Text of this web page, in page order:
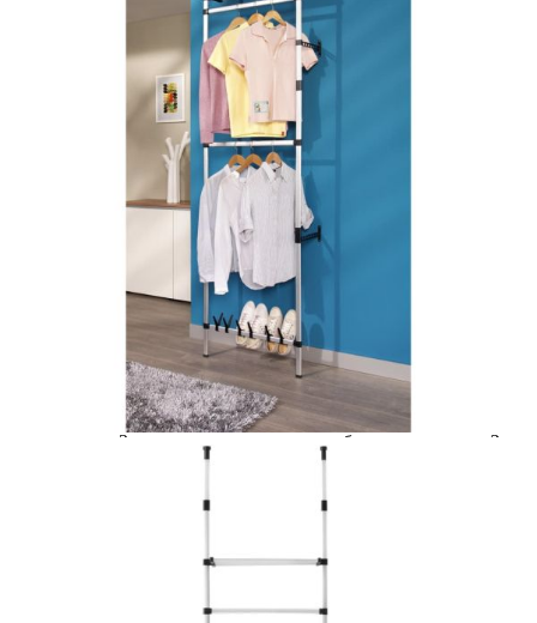
Предоставената таблица е с информационна цел.
Добавете продукта в количката си с бутона "Добави в
количката" и при поръчка ще можете да изберете броя
вноски на кредита.
Предоставената таблица е с информационна цел.
Добавете продукта в количката си с бутона "Добави в
количката" и при поръчка ще можете да изберете броя
Когато плащате с NewPay, всъщност NewPay плаща
поръчката Ви вместо Вас. Вие я получавате и
разполагате с три начина да я платите към тях:
Отложено до 30 дни от момента на изпращане на
поръчката без оскъпяване. За покупки на стойност до
400 лв. / €204,52
Плащане на 4 вноски. Заплащате 20% от стойността на
поръчката си на момента с карта. Останалата сума се
разделя на 3 равни месечни вноски без оскъпяване. За
покупки на стойност до 1000 лв. / €511.31
разпределя в 6 равни месечни вноски с оскъпяване. За